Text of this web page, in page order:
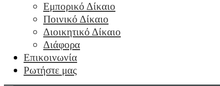
Εμπορικό Δίκαιο
Ποινικό Δίκαιο
Διοικητικό Δίκαιο
Διάφορα
Επικοινωνία
Ρωτήστε μας